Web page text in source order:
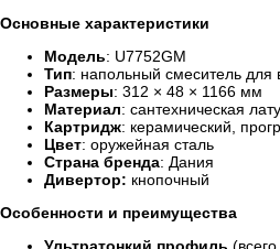
Основные характеристики
Модель: U7752GM
Тип: напольный смеситель для
Размеры: 312 × 48 × 1166 мм
Материал: сантехническая
Картридж: керамический,
Цвет: оружейная сталь
Страна бренда: Дания
Дивертор: кнопочный
Особенности и преимущества
Ультратонкий профиль